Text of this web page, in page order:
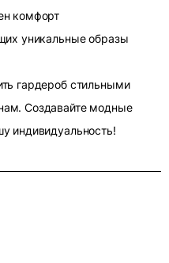
комфорт
уникальные образы
гардероб стильными
Создавайте модные
индивидуальность!